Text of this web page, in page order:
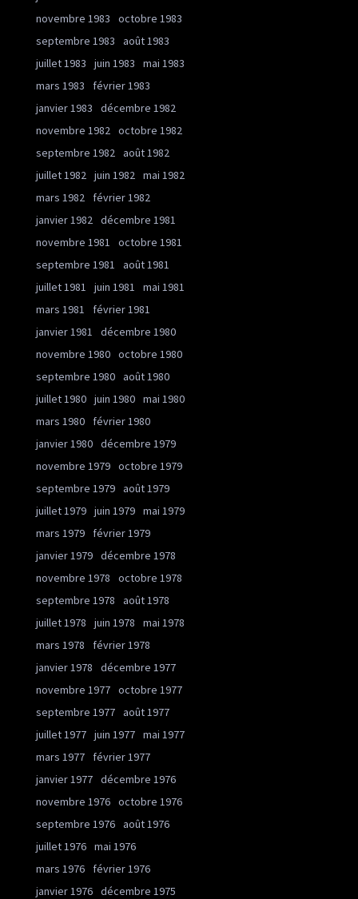
novembre 1983
octobre 1983
septembre 1983
août 1983
juillet 1983
juin 1983
mai 1983
mars 1983
février 1983
janvier 1983
décembre 1982
novembre 1982 octobre 1982
septembre 1982 août 1982
juillet 1982 juin 1982 mai 1982
mars 1982
février 1982
janvier 1982 décembre 1981
novembre 1981
octobre 1981
septembre 1981
août 1981
juillet 1981
juin 1981
mai 1981
mars 1981
février 1981
janvier 1981
décembre 1980
novembre 1980 octobre 1980
septembre 1980 août 1980
juillet 1980 juin 1980 mai 1980
mars 1980
février 1980
janvier 1980 décembre 1979
novembre 1979 octobre 1979
septembre 1979 août 1979
juillet 1979 juin 1979 mai 1979
mars 1979
février 1979
janvier 1979 décembre 1978
novembre 1978
octobre 1978
septembre 1978
août 1978
juillet 1978
juin 1978
mai 1978
mars 1978
février 1978
janvier 1978
décembre 1977
novembre 1977 octobre 1977
septembre 1977 août 1977
juillet 1977 juin 1977 mai 1977
mars 1977
février 1977
janvier 1977 décembre 1976
novembre 1976 octobre 1976
septembre 1976 août 1976
juillet 1976 mai 1976
mars 1976
février 1976
janvier 1976 décembre 1975